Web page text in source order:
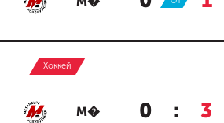
Хоккей
М� 0 : 3